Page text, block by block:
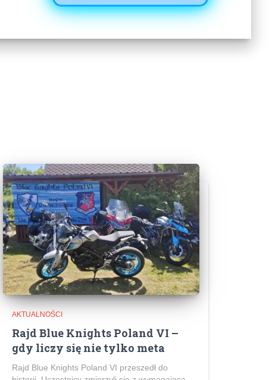
AKTUALNOŚCI
Rajd Blue Knights Poland VI –
gdy liczy się nie tylko meta
Rajd Blue Knights Poland VI przeszedł do